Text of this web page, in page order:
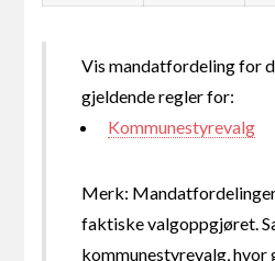
Vis mandatfordeling for
gjeldende regler for:
Kommunestyrevalg
Merk:
faktiske valgoppgjøret.
kommunestyrevalg, hvor